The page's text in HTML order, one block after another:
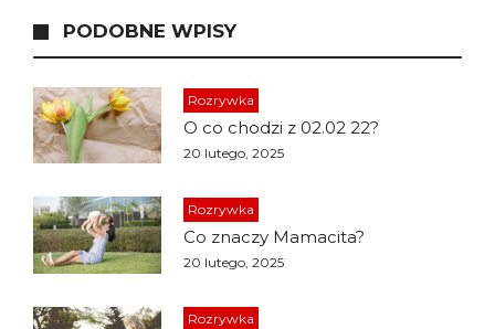
PODOBNE WPISY
Rozrywka
O co chodzi z 02.02 22?
20 lutego, 2025
Rozrywka
Co znaczy Mamacita?
20 lutego, 2025
Rozrywka